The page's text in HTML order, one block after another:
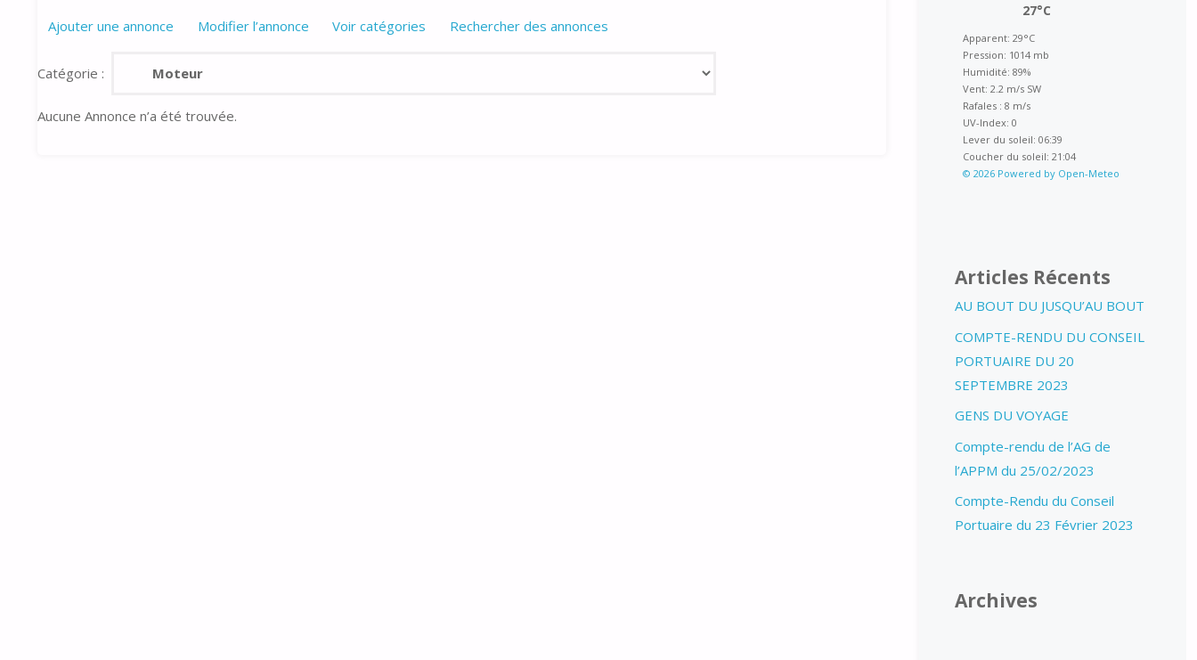
Ajouter une annonce Modifier l’annonce Voir catégories Rechercher des annonces
Catégorie :
Aucune Annonce n’a été trouvée.
27°C
Apparent: 29°C
Pression: 1014 mb
Humidité: 89%
Vent: 2.2 m/s SW
Rafales : 8 m/s
UV-Index: 0
Lever du soleil: 06:39
Coucher du soleil: 21:04
© 2026 Powered by Open-Meteo
Articles Récents
AU BOUT DU JUSQU’AU BOUT
COMPTE-RENDU DU CONSEIL
PORTUAIRE DU 20
SEPTEMBRE 2023
GENS DU VOYAGE
Compte-rendu de l’AG de
l’APPM du 25/02/2023
Compte-Rendu du Conseil
Portuaire du 23 Février 2023
Archives